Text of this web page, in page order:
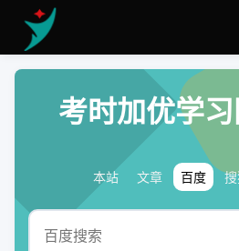
考时加优学
本站 文章 百度